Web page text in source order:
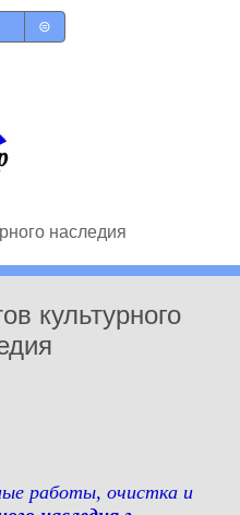
наследия
культурного
работы, очистка и